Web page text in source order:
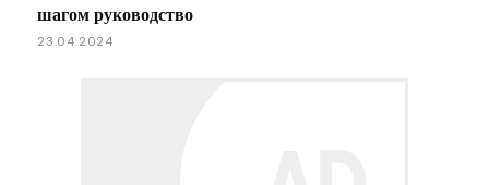
шагом руководство
23.04.2024